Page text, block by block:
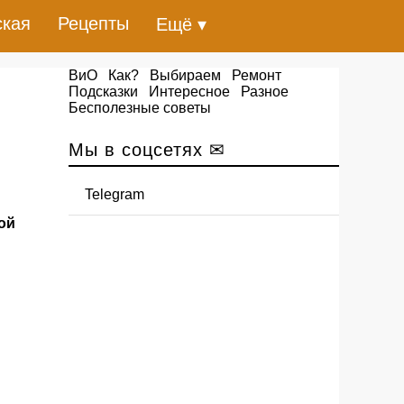
Рецепты Ещё ▾
ВиО Как? Выбираем
Ремонт
Подсказки
Интересное
Разное
Бесполезные советы
Мы в соцсетях ✉
Telegram